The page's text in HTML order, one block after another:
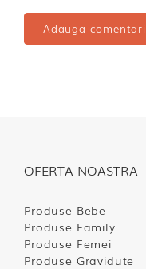
OFERTA NOASTRA
Produse Bebe
Produse Family
Produse Femei
Produse Gravidute